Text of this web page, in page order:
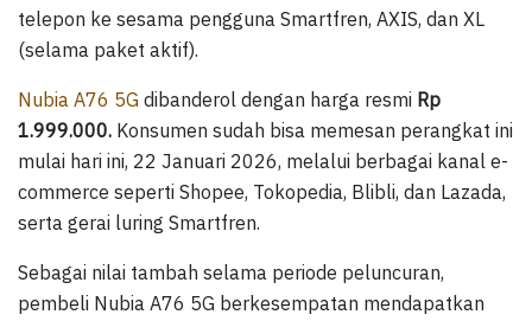
telepon ke sesama pengguna Smartfren, AXIS, dan XL
(selama paket aktif).
Nubia A76 5G dibanderol dengan harga resmi Rp
1.999.000. Konsumen sudah bisa memesan perangkat ini
mulai hari ini, 22 Januari 2026, melalui berbagai kanal e-
commerce seperti Shopee, Tokopedia, Blibli, dan Lazada,
serta gerai luring Smartfren.
Sebagai nilai tambah selama periode peluncuran,
pembeli Nubia A76 5G berkesempatan mendapatkan